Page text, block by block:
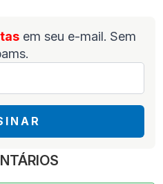
em seu e-mail. Sem